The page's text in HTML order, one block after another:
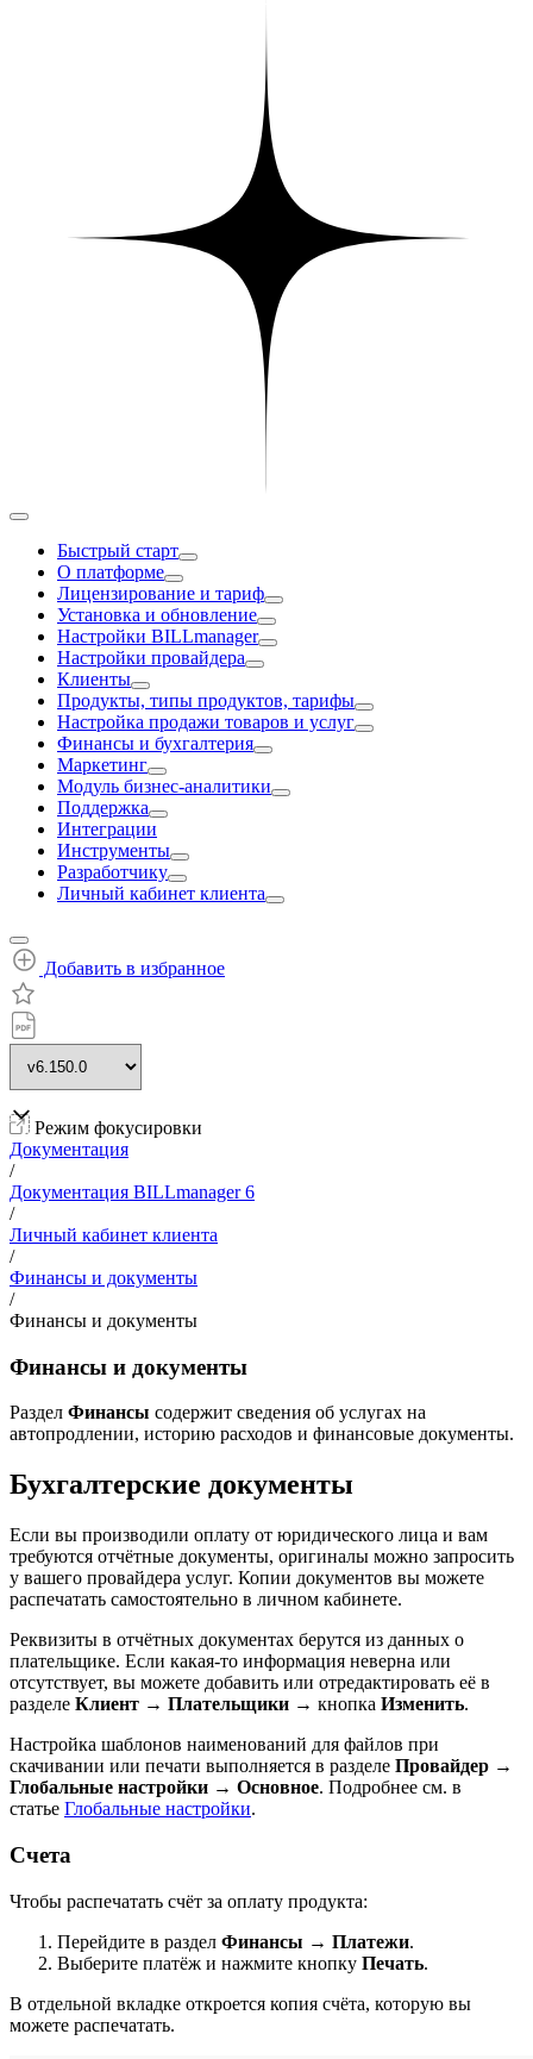
Быстрый старт
О платформе
Лицензирование и тариф
Установка и обновление
Настройки BILLmanager
Настройки провайдера
Клиенты
Продукты, типы продуктов, тарифы
Настройка продажи товаров и услуг
Финансы и бухгалтерия
Маркетинг
Модуль бизнес-аналитики
Поддержка
Интеграции
Инструменты
Разработчику
Личный кабинет клиента
Добавить в избранное
Режим фокусировки
Документация
/
Документация BILLmanager 6
/
Личный кабинет клиента
/
Финансы и документы
/
Финансы и документы
Финансы и документы
Раздел Финансы содержит сведения об услугах на
автопродлении, историю расходов и финансовые документы.
Бухгалтерские документы
Если вы производили оплату от юридического лица и вам
требуются отчётные документы, оригиналы можно запросить
у вашего провайдера услуг. Копии документов вы можете
распечатать самостоятельно в личном кабинете.
Реквизиты в отчётных документах берутся из данных о
плательщике. Если какая-то информация неверна или
отсутствует, вы можете добавить или отредактировать её в
разделе Клиент → Плательщики → кнопка Изменить.
Настройка шаблонов наименований для файлов при
скачивании или печати выполняется в разделе Провайдер →
Глобальные настройки → Основное. Подробнее см. в
статье Глобальные настройки.
Счета
Чтобы распечатать счёт за оплату продукта:
Перейдите в раздел Финансы → Платежи.
Выберите платёж и нажмите кнопку Печать.
В отдельной вкладке откроется копия счёта, которую вы
можете распечатать.